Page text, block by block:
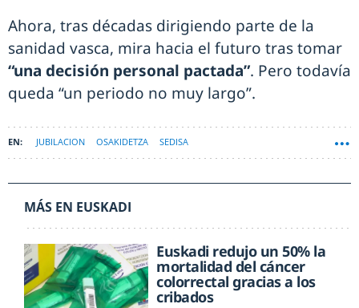
Ahora, tras décadas dirigiendo parte de la
sanidad vasca, mira hacia el futuro tras tomar
“una decisión personal pactada”. Pero todavía
queda “un periodo no muy largo”.
JUBILACION OSAKIDETZA SEDISA
MÁS EN EUSKADI
Euskadi redujo un 50% la
mortalidad del cáncer
colorrectal gracias a los
cribados